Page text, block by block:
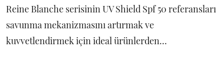
Reine Blanche serisinin UV Shield Spf 50 referansları
savunma mekanizmasını artırmak ve
kuvvetlendirmek için ideal ürünlerden…